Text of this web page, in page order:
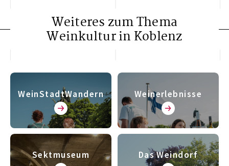
Weiteres zum Thema
Weinkultur in Koblenz
WeinStadtWandern Weinerlebnisse
Sektmuseum Das Weindorf